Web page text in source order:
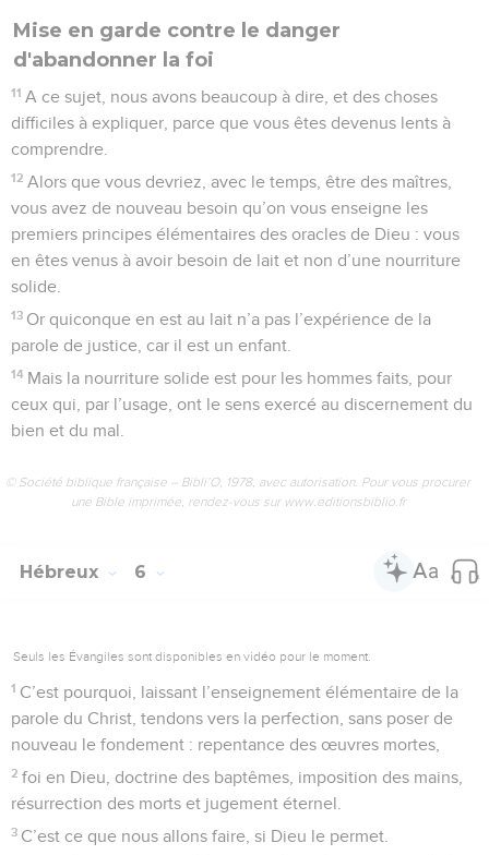
Mise en garde contre le danger
d'abandonner la foi
11 A ce sujet, nous avons beaucoup à dire, et des choses
difficiles à expliquer, parce que vous êtes devenus lents à
comprendre.
12 Alors que vous devriez, avec le temps, être des maîtres,
vous avez de nouveau besoin qu’on vous enseigne les
premiers principes élémentaires des oracles de Dieu : vous
en êtes venus à avoir besoin de lait et non d’une nourriture
solide.
13 Or quiconque en est au lait n’a pas l’expérience de la
parole de justice, car il est un enfant.
14 Mais la nourriture solide est pour les hommes faits, pour
ceux qui, par l’usage, ont le sens exercé au discernement du
bien et du mal.
© Société biblique française – Bibli’O, 1978, avec autorisation. Pour vous procurer
une Bible imprimée, rendez-vous sur www.editionsbiblio.fr
Hébreux 6
Seuls les Évangiles sont disponibles en vidéo pour le moment.
1 C’est pourquoi, laissant l’enseignement élémentaire de la
parole du Christ, tendons vers la perfection, sans poser de
nouveau le fondement : repentance des œuvres mortes,
2 foi en Dieu, doctrine des baptêmes, imposition des mains,
résurrection des morts et jugement éternel.
3 C’est ce que nous allons faire, si Dieu le permet.